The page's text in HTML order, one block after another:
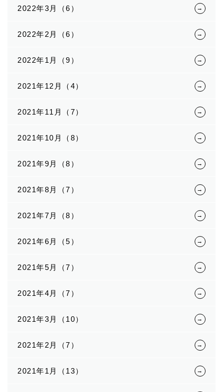
2022年3月（6）
2022年2月（6）
2022年1月（9）
2021年12月（4）
2021年11月（7）
2021年10月（8）
2021年9月（8）
2021年8月（7）
2021年7月（8）
2021年6月（5）
2021年5月（7）
2021年4月（7）
2021年3月（10）
2021年2月（7）
2021年1月（13）